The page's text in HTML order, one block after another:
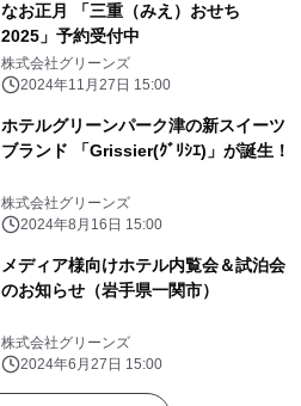
なお正月 「三重（みえ）おせち
2025」予約受付中
株式会社グリーンズ
2024年11月27日 15:00
ホテルグリーンパーク津の新スイーツ
ブランド 「Grissier(ｸﾞﾘｼｴ)」が誕生！
株式会社グリーンズ
2024年8月16日 15:00
メディア様向けホテル内覧会＆試泊会
のお知らせ（岩手県一関市）
株式会社グリーンズ
2024年6月27日 15:00